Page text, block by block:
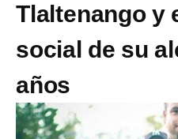
Tlaltenango y
social de su
años